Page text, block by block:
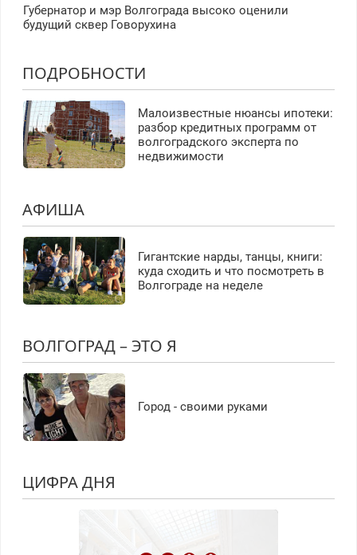
Губернатор и мэр Волгограда высоко оценили
будущий сквер Говорухина
ПОДРОБНОСТИ
Малоизвестные нюансы ипотеки:
разбор кредитных программ от
волгоградского эксперта по
недвижимости
АФИША
Гигантские нарды, танцы, книги:
куда сходить и что посмотреть в
Волгограде на неделе
ВОЛГОГРАД – ЭТО Я
Город - своими руками
ЦИФРА ДНЯ